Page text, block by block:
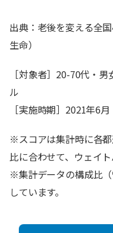
出典：老後を変える全
生命）
［対象者］20-70代・
ル
［実施時期］2021年6
※スコアは集計時に各
比に合わせて、ウェイト
※集計データの構成比
しています。